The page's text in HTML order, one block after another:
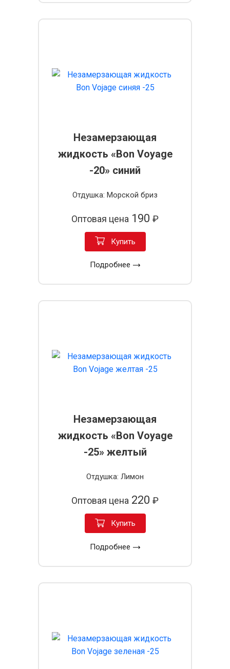
Незамерзающая
жидкость «Bon Voyage
-20» синий
Отдушка: Морской бриз
Оптовая цена 190 ₽
Купить
Подробнее
Незамерзающая
жидкость «Bon Voyage
-25» желтый
Отдушка: Лимон
Оптовая цена 220 ₽
Купить
Подробнее